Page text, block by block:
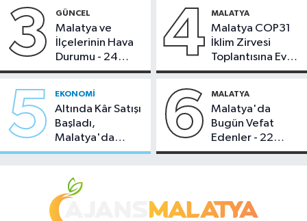
3 GÜNCEL
Malatya ve
İlçelerinin Hava
Durumu - 24
Temmuz 2026
4 MALATYA
Malatya COP31
İklim Zirvesi
Toplantısına Ev
Sahipliği Yaptı
5 EKONOMI
Altında Kâr Satışı
Başladı,
Malatya'da
Makas Ne
6 MALATYA
Malatya'da
Bugün Vefat
Edenler - 22
Temmuz 2026